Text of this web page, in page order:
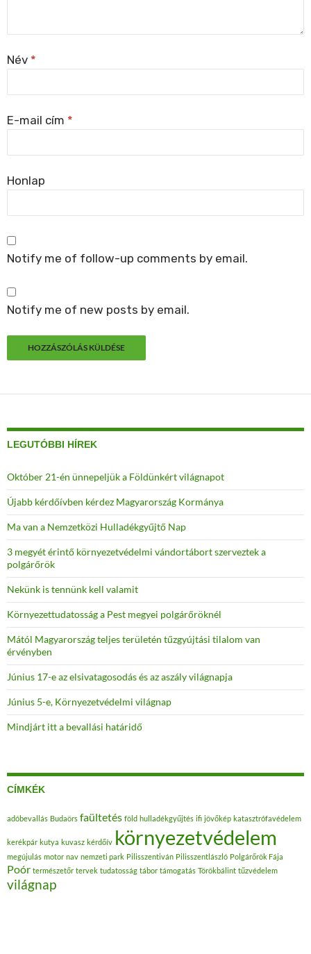
Név *
E-mail cím *
Honlap
Notify me of follow-up comments by email.
Notify me of new posts by email.
LEGUTÓBBI HÍREK
Október 21-én ünnepeljük a Földünkért világnapot
Újabb kérdőívben kérdez Magyarország Kormánya
Ma van a Nemzetközi Hulladékgyűjtő Nap
3 megyét érintő környezetvédelmi vándortábort szerveztek a
polgárőrök
Nekünk is tennünk kell valamit
Környezettudatosság a Pest megyei polgárőröknél
Mától Magyarország teljes területén tűzgyújtási tilalom van
érvényben
Június 17-e az elsivatagosodás és az aszály világnapja
Június 5-e, Környezetvédelmi világnap
Mindjárt itt a bevallási határidő
CÍMKÉK
adóbevallás Budaörs faültetés föld hulladékgyűjtés ifi jövőkép katasztrófavédelem
kerékpár kutya kuvasz kérdőív környezetvédelem
megújulás motor nav nemzeti park Pilisszentiván Pilisszentlászló Polgárőrök Fája
Poór természetőr tervek tudatosság tábor támogatás Törökbálint tűzvédelem
világnap